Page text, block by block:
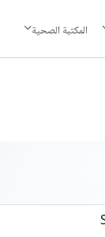
المكتبة الصحية